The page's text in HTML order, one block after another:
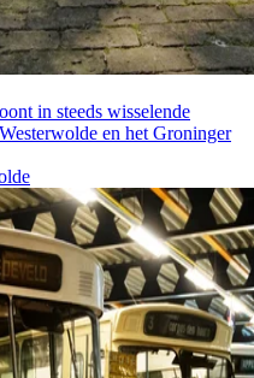
in steeds wisselende
en het Groninger